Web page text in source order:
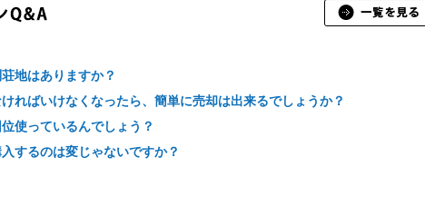
地はありますか？
ればいけなくなったら、簡単に売却は出来るでしょうか？
使っているんでしょう？
するのは変じゃないですか？